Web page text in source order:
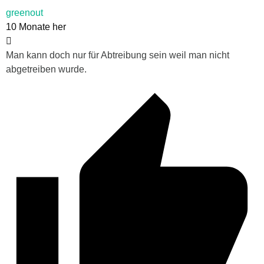
greenout
10 Monate her
Man kann doch nur für Abtreibung sein weil man nicht
abgetreiben wurde.